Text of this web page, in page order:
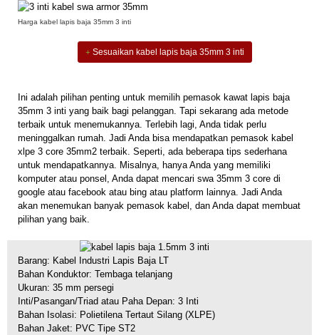
Harga kabel lapis baja 35mm 3 inti
Sesuaikan kabel lapis baja 35mm 3 inti
Ini adalah pilihan penting untuk memilih pemasok kawat lapis baja
35mm 3 inti yang baik bagi pelanggan. Tapi sekarang ada metode
terbaik untuk menemukannya. Terlebih lagi, Anda tidak perlu
meninggalkan rumah. Jadi Anda bisa mendapatkan pemasok kabel
xlpe 3 core 35mm2 terbaik. Seperti, ada beberapa tips sederhana
untuk mendapatkannya. Misalnya, hanya Anda yang memiliki
komputer atau ponsel, Anda dapat mencari swa 35mm 3 core di
google atau facebook atau bing atau platform lainnya. Jadi Anda
akan menemukan banyak pemasok kabel, dan Anda dapat membuat
pilihan yang baik.
Barang: Kabel Industri Lapis Baja LT
Bahan Konduktor: Tembaga telanjang
Ukuran: 35 mm persegi
Inti/Pasangan/Triad atau Paha Depan: 3 Inti
Bahan Isolasi: Polietilena Tertaut Silang (XLPE)
Bahan Jaket: PVC Tipe ST2